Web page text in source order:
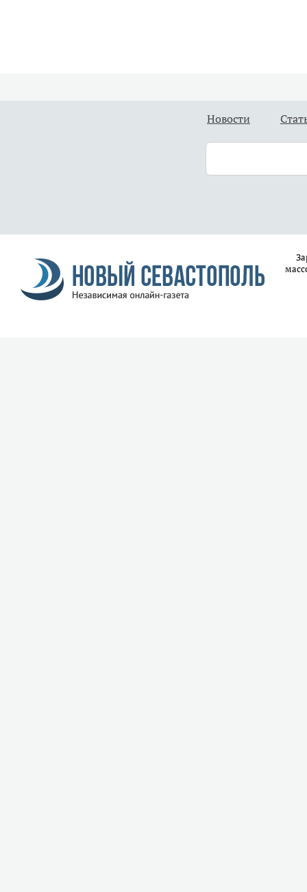
Новости